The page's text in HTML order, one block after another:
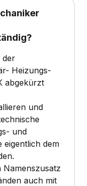
der
Heizungs-
abgekürzt
und
und
eigentlich dem
Namenszusatz
auch mit